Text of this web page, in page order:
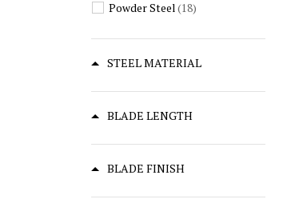
Powder Steel(18)
STEEL MATERIAL
BLADE LENGTH
BLADE FINISH